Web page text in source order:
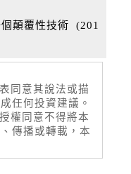
顛覆性技術 (201
同意其說法或描
任何投資建議。
權同意不得將本
傳播或轉載，本